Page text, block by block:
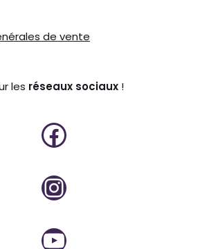
de vente
les réseaux sociaux !